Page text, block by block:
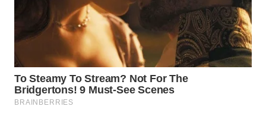
WN
SELATAN
WN
TANJUNG